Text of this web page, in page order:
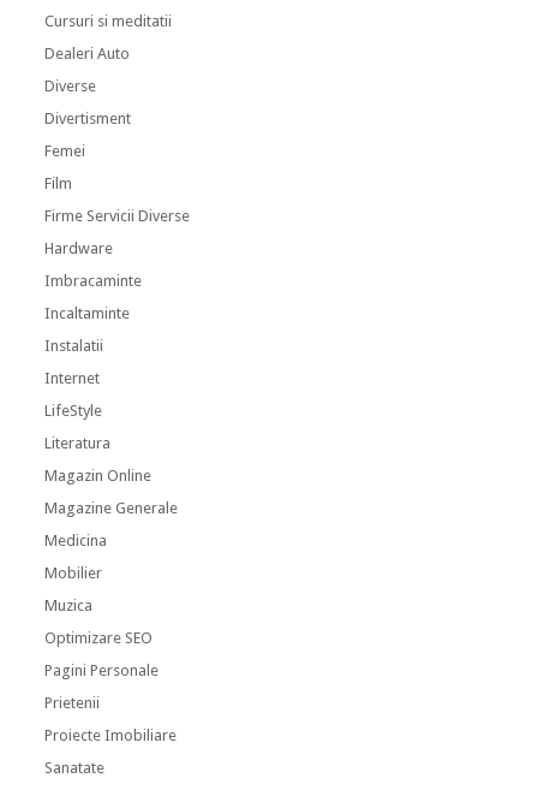
Cursuri si meditatii
Dealeri Auto
Diverse
Divertisment
Femei
Film
Firme Servicii Diverse
Hardware
Imbracaminte
Incaltaminte
Instalatii
Internet
LifeStyle
Literatura
Magazin Online
Magazine Generale
Medicina
Mobilier
Muzica
Optimizare SEO
Pagini Personale
Prietenii
Proiecte Imobiliare
Sanatate